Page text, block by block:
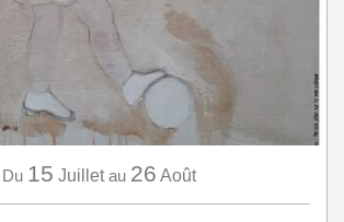
Du 15 Juillet au 26 Août